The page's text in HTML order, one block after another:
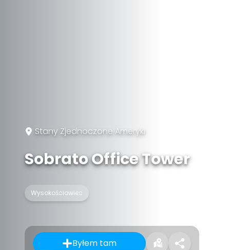
Stany Zjednoczone Ameryki
Sobrato Office Tower
Wysokościowiec
Byłem tam